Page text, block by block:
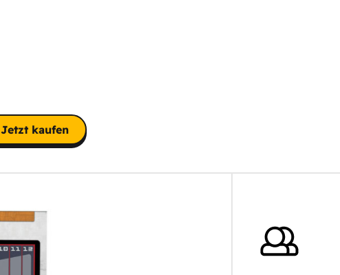
Jetzt kaufen